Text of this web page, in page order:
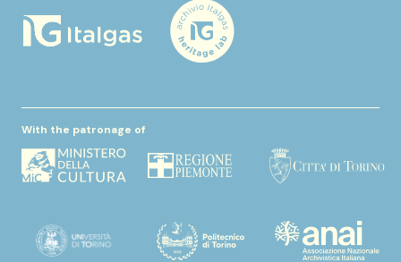
With the patronage of